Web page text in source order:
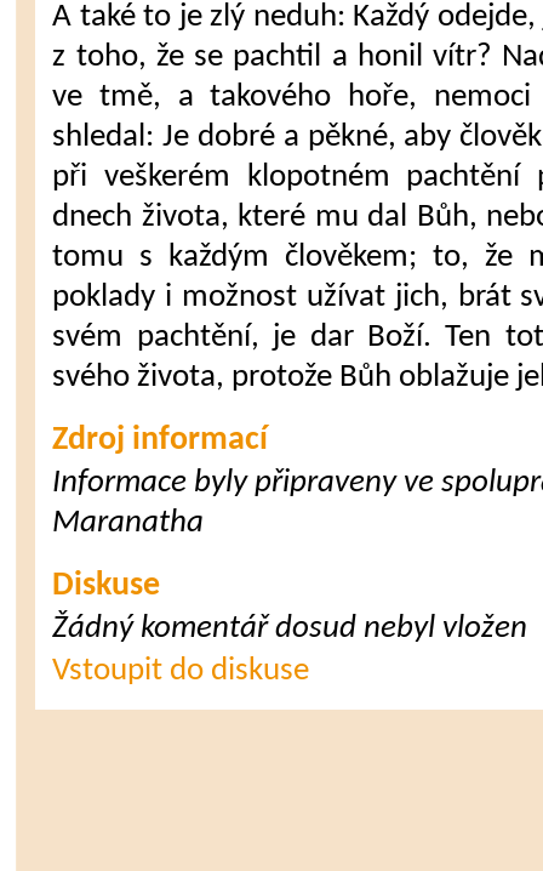
A také to je zlý neduh: Každý
z toho, že se pachtil a honil vítr?
ve tmě, a takového hoře,
shledal: Je dobré a pěkné, aby
při veškerém klopotném pachtění
dnech života, které mu dal Bůh,
tomu s každým člověkem; to, že
poklady i možnost užívat jich, brát
svém pachtění, je dar Boží. Ten
svého života, protože Bůh oblažuje
Zdroj informací
Informace byly připraveny ve
Maranatha
Diskuse
Žádný komentář dosud nebyl vložen
Vstoupit do diskuse